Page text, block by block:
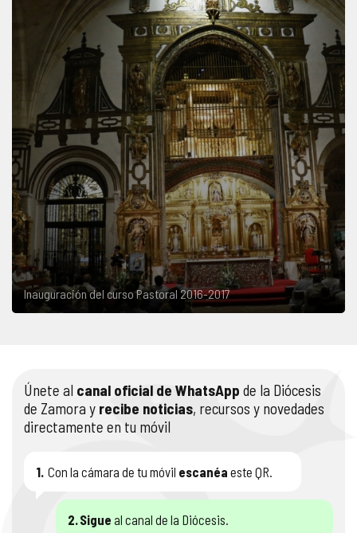
Inauguración del curso Pastoral 2016-2017
Únete al canal oficial de WhatsApp de la Diócesis
de Zamora y recibe noticias, recursos y novedades
directamente en tu móvil
1. Con la cámara de tu móvil escanéa este QR.
2.Sigue al canal de la Diócesis.